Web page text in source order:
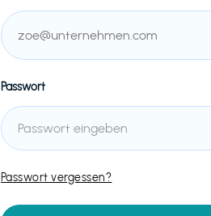
Passwort
Passwort vergessen?